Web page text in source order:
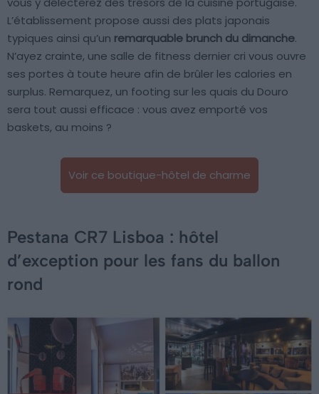
L’établissement propose aussi des plats japonais
typiques ainsi qu’un remarquable brunch du dimanche.
N’ayez crainte, une salle de fitness dernier cri vous ouvre
ses portes à toute heure afin de brûler les calories en
surplus. Remarquez, un footing sur les quais du Douro
sera tout aussi efficace : vous avez emporté vos
baskets, au moins ?
Voir ce boutique-hôtel de charme
Pestana CR7 Lisboa : hôtel
d’exception pour les fans du ballon
rond